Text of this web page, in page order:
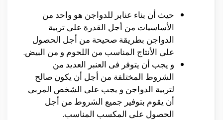
حيث أن بناء عنابر للدواجن هو واحد من
الأساسيات من أجل القدرة على تربية
الدواجن بطريقة صحيحة من أجل الحصول
على الأنتاج المناسب من اللحوم و من البيض.
و يجب أن يتوفر فى العنبر العديد من
الشروط المختلفة من أجل أن يكون صالح
لتربية الدواجن و يجب على الشخص المربى
أن يقوم بتوفير جميع الشروط من أجل
الحصول على المكسب المناسب.